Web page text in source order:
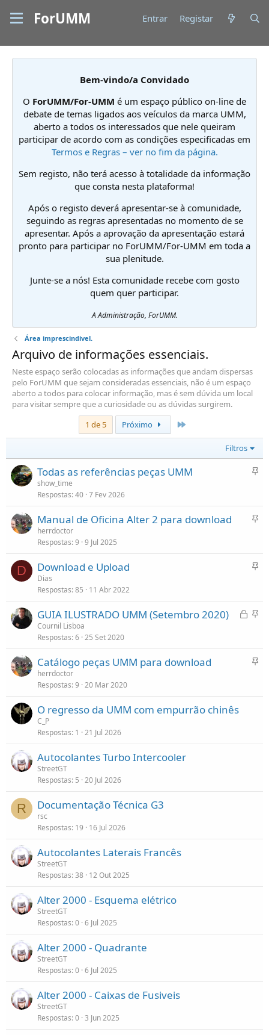
ForUMM Entrar Registar
Bem-vindo/a Convidado
O ForUMM/For-UMM é um espaço público on-line de
debate de temas ligados aos veículos da marca UMM,
aberto a todos os interessados que nele queiram
participar de acordo com as condições especificadas em
Termos e Regras – ver no fim da página.
Sem registo, não terá acesso à totalidade da informação
que consta nesta plataforma!
Após o registo deverá apresentar-se à comunidade,
seguindo as regras apresentadas no momento de se
apresentar. Após a aprovação da apresentação estará
pronto para participar no ForUMM/For-UMM em toda a
sua plenitude.
Junte-se a nós! Esta comunidade recebe com gosto
quem quer participar.
A Administração, ForUMM.
Área imprescindivel.
Arquivo de informações essenciais.
Neste espaço serão colocadas as informações que andam dispersas
pelo ForUMM que sejam consideradas essenciais, não é um espaço
aberto a todos para colocar informação, mas é sem dúvida um local
para visitar sempre que a curiosidade ou as dúvidas surgirem.
1 de 5
Próximo
Filtros
F
Todas as referências peças UMM
show_time
Respostas 40 7 Fev 2026
F
Manual de Oficina Alter 2 para download
herrdoctor
Respostas 9 9 Jul 2025
D
F
Download e Upload
Dias
Respostas 85 11 Abr 2022
B F
GUIA ILUSTRADO UMM (Setembro 2020)
Cournil Lisboa
Respostas 6 25 Set 2020
F
Catálogo peças UMM para download
herrdoctor
Respostas 9 20 Mar 2020
O regresso da UMM com empurrão chinês
C_P
Respostas 1 21 Jul 2026
Autocolantes Turbo Intercooler
StreetGT
Respostas 5 20 Jul 2026
R Documentação Técnica G3
rsc
Respostas 19 16 Jul 2026
Autocolantes Laterais Francês
StreetGT
Respostas 38 12 Out 2025
Alter 2000 - Esquema elétrico
StreetGT
Respostas 0 6 Jul 2025
Alter 2000 - Quadrante
StreetGT
Respostas 0 6 Jul 2025
Alter 2000 - Caixas de Fusiveis
StreetGT
Respostas 0 3 Jun 2025